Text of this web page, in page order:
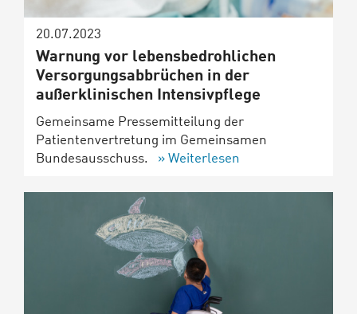
20.07.2023
Warnung vor lebensbedrohlichen
Versorgungsabbrüchen in der
außerklinischen Intensivpflege
Gemeinsame Pressemitteilung der
Patientenvertretung im Gemeinsamen
Bundesausschuss.
Weiterlesen